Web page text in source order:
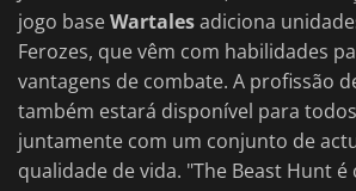
jogo baseWartalesadiciona
Ferozes, que vêm com habilidades
vantagens de combate. A profissão
também estará disponível para
juntamente com um conjunto de
qualidade de vida. "The Beast Hunt